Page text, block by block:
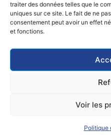
traiter des données telles que le
uniques sur ce site. Le fait de ne
consentement peut avoir un effet
et fonctions.
Voir les
Politique
PRATIQUER